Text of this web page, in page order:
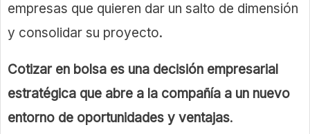
empresas que quieren dar un salto de dimensión
y consolidar su proyecto.
Cotizar en bolsa es una decisión empresarial
estratégica que abre a la compañía a un nuevo
entorno de oportunidades y ventajas.